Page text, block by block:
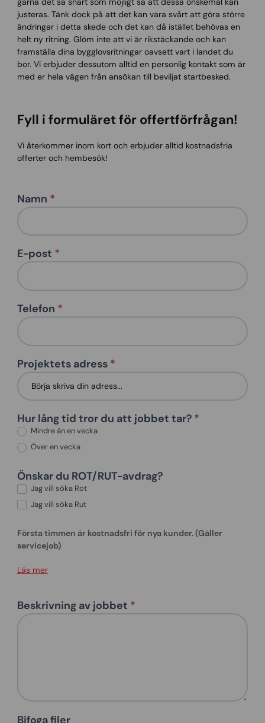
justeras. Tänk dock på att det kan vara svårt att göra större
ändringar i detta skede och det kan då istället behövas en
helt ny ritning. Glöm inte att vi är rikstäckande och kan
framställa dina bygglovsritningar oavsett vart i landet du
bor. Vi erbjuder dessutom alltid en personlig kontakt som är
med er hela vägen från ansökan till beviljat startbesked.
Fyll i formuläret för offertförfrågan!
Vi återkommer inom kort och erbjuder alltid kostnadsfria
offerter och hembesök!
Contact
Namn *
E-post *
Telefon *
Projektets adress *
Hur lång tid tror du att jobbet tar? *
Mindre än en vecka
Över en vecka
Önskar du ROT/RUT-avdrag?
Jag vill söka Rot
Jag vill söka Rut
Första timmen är kostnadsfri för nya kunder. (Gäller
servicejob)
Läs mer
Beskrivning av jobbet *
Bifoga filer